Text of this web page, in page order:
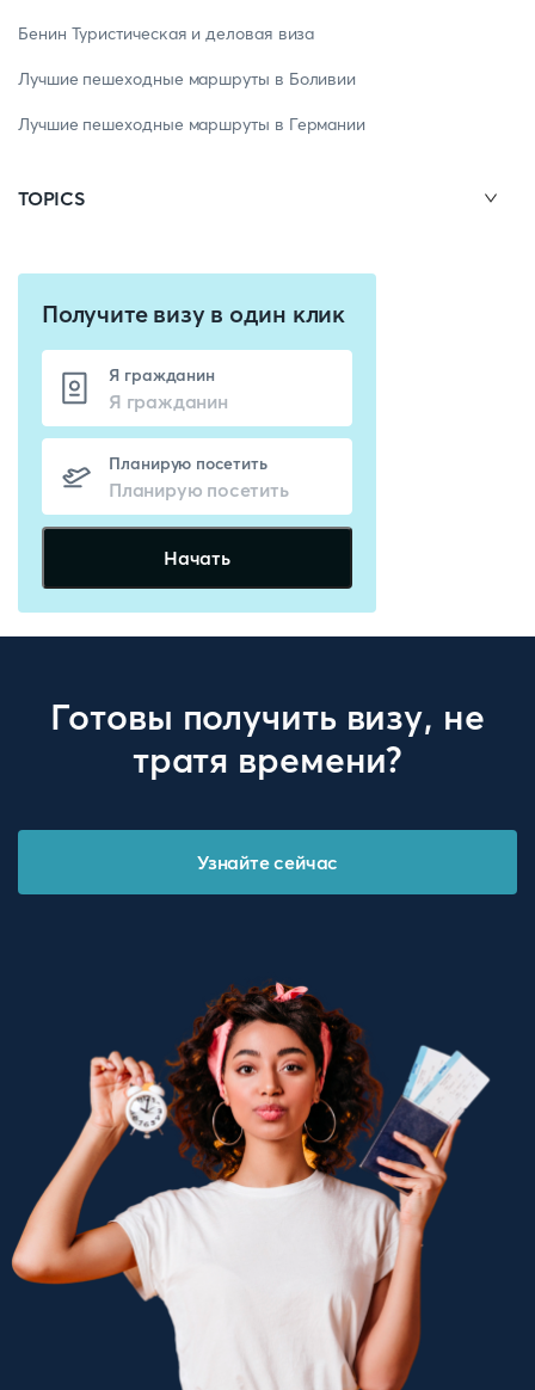
Бенин Туристическая и деловая виза
Лучшие пешеходные маршруты в Боливии
Лучшие пешеходные маршруты в Германии
TOPICS
Получите визу в один клик
Я гражданин
Планирую посетить
Начать
Готовы получить визу, не
тратя времени?
Узнайте сейчас